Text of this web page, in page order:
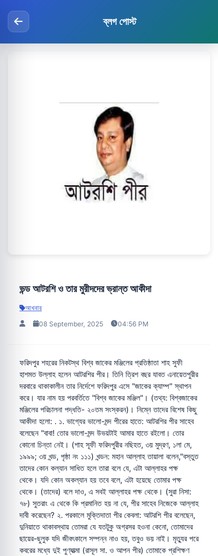
ব্লগ পোস্ট
ভন্ড আটরশি ও তার মুরীদদের ভ্রান্ত আকীদা
আখবার
08 September, 2025 04:56 PM
ফরিদপুর শহরের নিকটস্থ বিশ্ব জাকের মঞ্জিলের প্রতিষ্ঠাতা শাহ সুফী
হাশমত উল্লাহ হলেন আটরশির পীর। তিনি ত্রিশ বছর যাবত এনায়েতপুরীর
দরবারে থাকাকালীন তার নির্দেশে ফরিদপুর এসে "জাকের ক্যাম্প" স্থাপন
করে। যার নাম হয় পরবর্তিতে "বিশ্ব জাকের মঞ্জিল"। (তথ্য: বিশ্বজাকের
মঞ্জিলের পরিচালনা পদ্ধতি- ২০তম সংস্করন)। নিম্নে তাদের বিশেষ কিছু
আকীদা হলো: . ১. ভাগ্যের ভালো-মন্দ পীরের হাতে: আটরশির পীর সাহেব
বলেছেন "বাবা! তোর ভালো-মন্দ উভয়টাই আমার হাতে রইলো। তোর
কোনো চিন্তা নেই। (শাহ সূফী ফরিদপুরীর নছিহত, ৩য় মুদ্রণ, ১লা মে,
১৯৯৯; ৩য় খন্ড, পৃষ্ঠা নং ১১১) খন্ডন: মহান আল্লাহ তায়ালা বলেন,"বস্তুত
তাদের কোন কল্যান সাধিত হলে তারা বলে যে, এটা আল্লাহর পক্ষ
থেকে। যদি কোন অকল্যান হয় তবে বলে, এটা হয়েছে তোমার পক্ষ
থেকে। (তাদের) বলে দাও, এ সবই আল্লাহর পক্ষ থেকে। (সুরা নিসা:
৭৮) সুতরাং এ থেকে কি প্রমানিত হয় না যে, পীর সাহেব নিজেকে আল্লাহ
দাবী করেছেন? ২. পরকালে মুক্তিদাতা পীর কেবলা: আটরশি পীর বলেছেন,
দুনিয়াতে থাকাবস্থায় তোমরা যে যতটুকু অগ্রসর হওনা কেনো, তোমাদের
ছায়ের-ছুলুক যদি জীবৎকালে সম্পন্ন নাও হয়, তবুও ভয় নাই। মৃত্যুর পরে
কবরের মধ্যে দুই পুণ্যাত্মা (রাসূল সা. ও আপন পীর) তোমাকে প্রশিক্ষণ